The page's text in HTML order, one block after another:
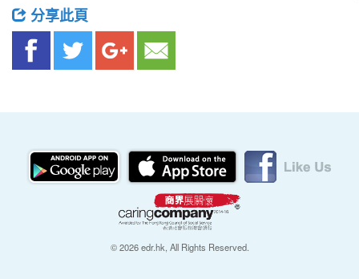
分享此頁
© 2026 edr.hk, All Rights Reserved.